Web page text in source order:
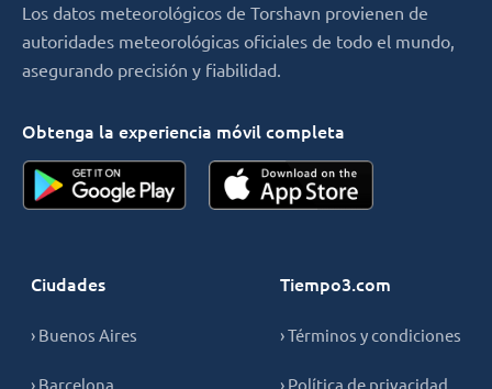
Los datos meteorológicos de Torshavn provienen de
autoridades meteorológicas oficiales de todo el mundo,
asegurando precisión y fiabilidad.
Obtenga la experiencia móvil completa
Ciudades
› Buenos Aires
› Barcelona
Tiempo3.com
› Términos y condiciones
› Política de privacidad